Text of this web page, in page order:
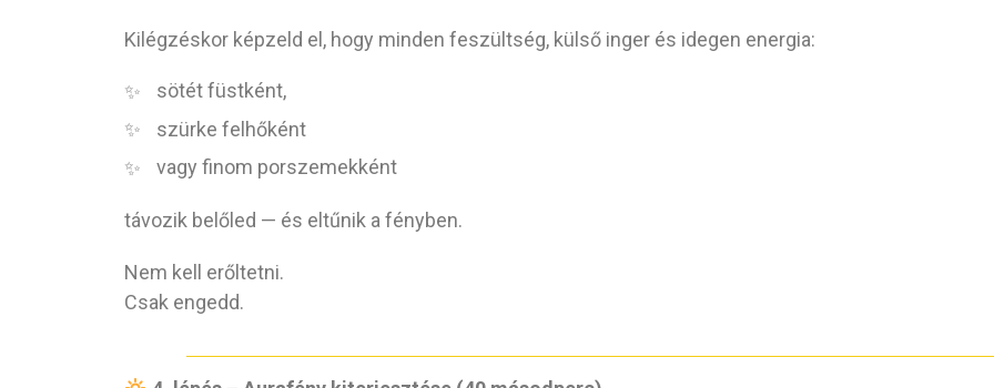
Kilégzéskor képzeld el, hogy minden feszültség, külső inger és idegen energia:
sötét füstként,
szürke felhőként
vagy finom porszemekként
távozik belőled — és eltűnik a fényben.
Nem kell erőltetni.
Csak engedd.